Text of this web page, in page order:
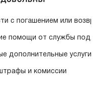
с погашением или
помощи от службы
дополнительные услуги
и комиссии